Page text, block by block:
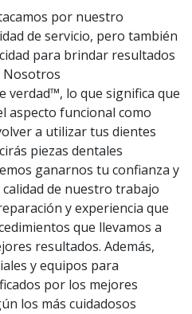
por nuestro
de servicio, pero también
para brindar resultados
Nosotros
verdad™, lo que significa que
aspecto funcional como
a utilizar tus dientes
piezas dentales
ganarnos tu confianza y
de nuestro trabajo
y experiencia que
que llevamos a
resultados. Además,
y equipos para
por los mejores
los más cuidadosos